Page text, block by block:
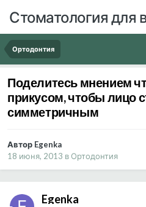
Стоматология для
Ортодонтия
Поделитесь мнением
прикусом, чтобы лицо
симметричным
Автор Egenka
18 июня, 2013 в Ортодонтия
Egenka